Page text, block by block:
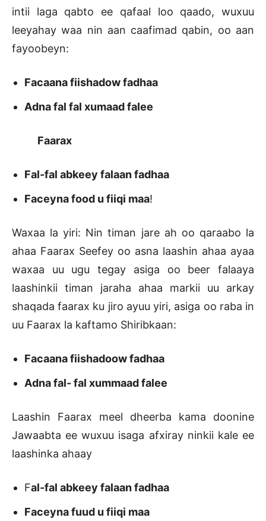
intii laga qabto ee qafaal loo qaado, wuxuu
leeyahay waa nin aan caafimad qabin, oo aan
fayoobeyn:
Facaana fiishadow fadhaa
Adna fal fal xumaad falee
Faarax
Fal-fal abkeey falaan fadhaa
Faceyna food u fiiqi maa!
Waxaa la yiri: Nin timan jare ah oo qaraabo la
ahaa Faarax Seefey oo asna laashin ahaa ayaa
waxaa uu ugu tegay asiga oo beer falaaya
laashinkii timan jaraha ahaa markii uu arkay
shaqada faarax ku jiro ayuu yiri, asiga oo raba in
uu Faarax la kaftamo Shiribkaan:
Facaana fiishadoow fadhaa
Adna fal- fal xummaad falee
Laashin Faarax meel dheerba kama doonine
Jawaabta ee wuxuu isaga afxiray ninkii kale ee
laashinka ahaay
Fal-fal abkeey falaan fadhaa
Faceyna fuud u fiiqi maa